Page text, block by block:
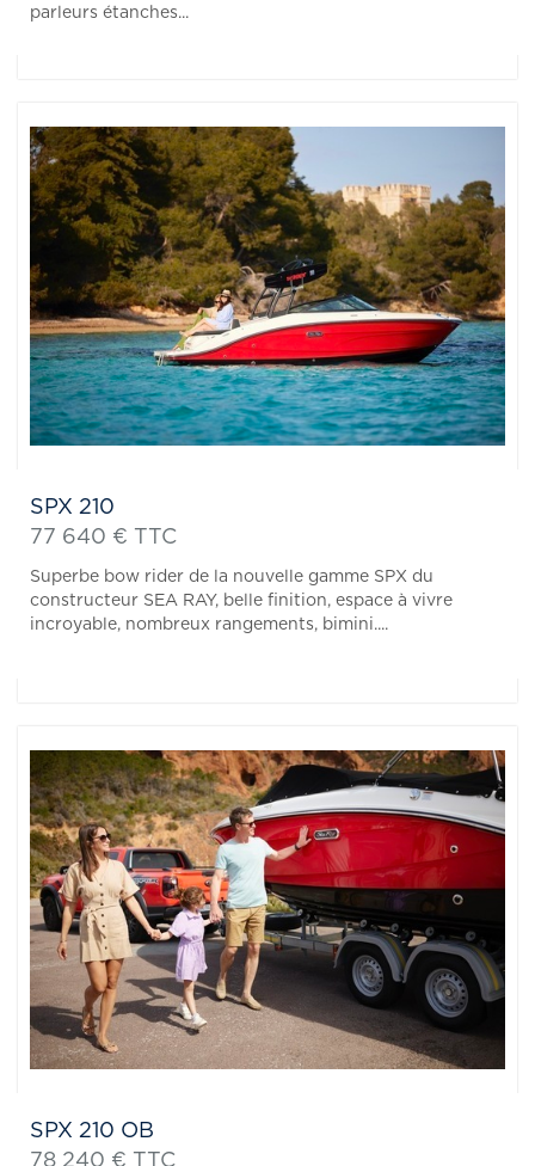
parleurs étanches...
SPX 210
77 640 € TTC
Superbe bow rider de la nouvelle gamme SPX du
constructeur SEA RAY, belle finition, espace à vivre
incroyable, nombreux rangements, bimini....
SPX 210 OB
78 240 € TTC